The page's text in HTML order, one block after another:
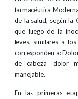
farmacéutica
de la salud, según la
que luego de la
leves, similares a
corresponden a:
de cabeza, dolor
manejable.
En las primeras